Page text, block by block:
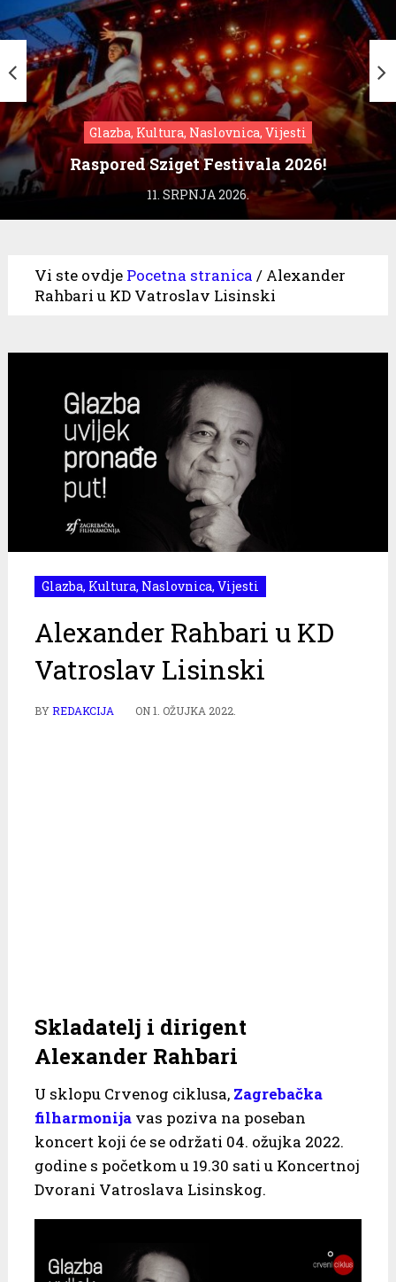
Glazba, Kultura, Naslovnica, Vijesti
Raspored Sziget Festivala 2026!
11. SRPNJA 2026.
Vi ste ovdje Pocetna stranica / Alexander
Rahbari u KD Vatroslav Lisinski
Glazba, Kultura, Naslovnica, Vijesti
Alexander Rahbari u KD
Vatroslav Lisinski
BYREDAKCIJA ON1. OŽUJKA 2022.
Skladatelj i dirigent
Alexander Rahbari
U sklopu Crvenog ciklusa, Zagrebačka
filharmonijavas poziva na poseban
koncert koji će se održati 04. ožujka 2022.
godine s početkom u 19.30 sati u Koncertnoj
Dvorani Vatroslava Lisinskog.